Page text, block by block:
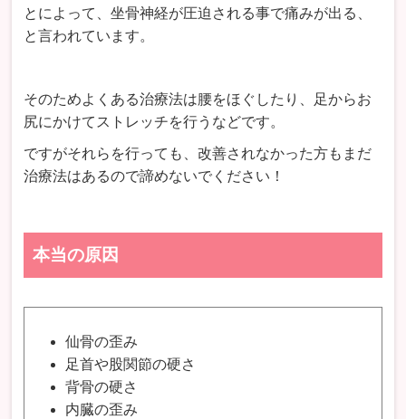
とによって、坐骨神経が圧迫される事で痛みが出る、
と言われています。
そのためよくある治療法は腰をほぐしたり、足からお
尻にかけてストレッチを行うなどです。
ですがそれらを行っても、改善されなかった方もまだ
治療法はあるので諦めないでください！
本当の原因
仙骨の歪み
足首や股関節の硬さ
背骨の硬さ
内臓の歪み